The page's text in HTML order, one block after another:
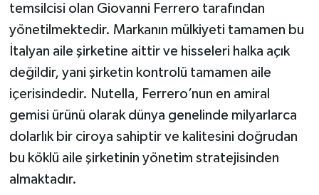
temsilcisi olan Giovanni Ferrero tarafından
yönetilmektedir. Markanın mülkiyeti tamamen bu
İtalyan aile şirketine aittir ve hisseleri halka açık
değildir, yani şirketin kontrolü tamamen aile
içerisindedir. Nutella, Ferrero’nun en amiral
gemisi ürünü olarak dünya genelinde milyarlarca
dolarlık bir ciroya sahiptir ve kalitesini doğrudan
bu köklü aile şirketinin yönetim stratejisinden
almaktadır.